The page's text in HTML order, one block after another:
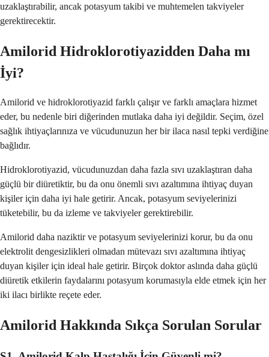
uzaklaştırabilir, ancak potasyum takibi ve muhtemelen takviyeler
gerektirecektir.
Amilorid Hidroklorotiyazidden Daha mı
İyi?
Amilorid ve hidroklorotiyazid farklı çalışır ve farklı amaçlara hizmet
eder, bu nedenle biri diğerinden mutlaka daha iyi değildir. Seçim, özel
sağlık ihtiyaçlarınıza ve vücudunuzun her bir ilaca nasıl tepki verdiğine
bağlıdır.
Hidroklorotiyazid, vücudunuzdan daha fazla sıvı uzaklaştıran daha
güçlü bir diüretiktir, bu da onu önemli sıvı azaltımına ihtiyaç duyan
kişiler için daha iyi hale getirir. Ancak, potasyum seviyelerinizi
tüketebilir, bu da izleme ve takviyeler gerektirebilir.
Amilorid daha naziktir ve potasyum seviyelerinizi korur, bu da onu
elektrolit dengesizlikleri olmadan mütevazı sıvı azaltımına ihtiyaç
duyan kişiler için ideal hale getirir. Birçok doktor aslında daha güçlü
diüretik etkilerin faydalarını potasyum korumasıyla elde etmek için her
iki ilacı birlikte reçete eder.
Amilorid Hakkında Sıkça Sorulan Sorular